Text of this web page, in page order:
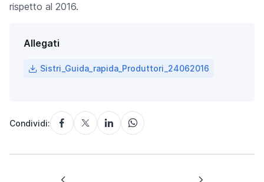
rispetto al 2016.
Allegati
Sistri_Guida_rapida_Produttori_24062016
Condividi: